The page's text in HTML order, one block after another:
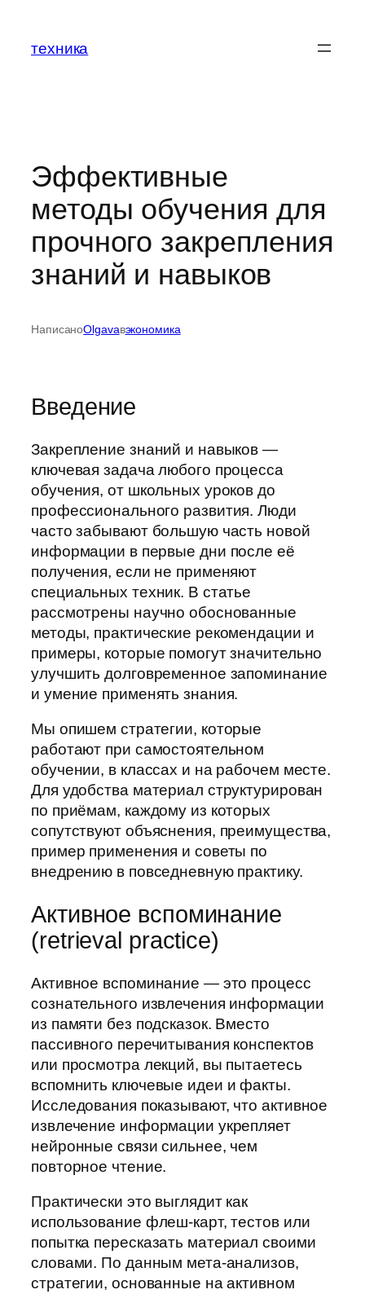
содержимому
техника
Эффективные
методы обучения для
прочного закрепления
знаний и навыков
НаписаноOlgavaвэкономика
Введение
Закрепление знаний и навыков —
ключевая задача любого процесса
обучения, от школьных уроков до
профессионального развития. Люди
часто забывают большую часть новой
информации в первые дни после её
получения, если не применяют
специальных техник. В статье
рассмотрены научно обоснованные
методы, практические рекомендации и
примеры, которые помогут значительно
улучшить долговременное запоминание
и умение применять знания.
Мы опишем стратегии, которые
работают при самостоятельном
обучении, в классах и на рабочем месте.
Для удобства материал структурирован
по приёмам, каждому из которых
сопутствуют объяснения, преимущества,
пример применения и советы по
внедрению в повседневную практику.
Активное вспоминание
(retrieval practice)
Активное вспоминание — это процесс
сознательного извлечения информации
из памяти без подсказок. Вместо
пассивного перечитывания конспектов
или просмотра лекций, вы пытаетесь
вспомнить ключевые идеи и факты.
Исследования показывают, что активное
извлечение информации укрепляет
нейронные связи сильнее, чем
повторное чтение.
Практически это выглядит как
использование флеш-карт, тестов или
попытка пересказать материал своими
словами. По данным мета-анализов,
стратегии, основанные на активном